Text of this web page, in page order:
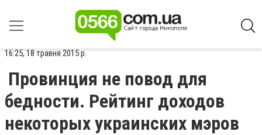
16:25, 18 травня 2015 р.
Провинция не повод для
бедности. Рейтинг доходов
некоторых украинских мэров